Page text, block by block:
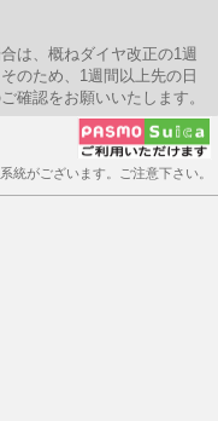
は、概ねダイヤ改正の1週
のため、1週間以上先の日
確認をお願いいたします。
統がございます。ご注意下さい。